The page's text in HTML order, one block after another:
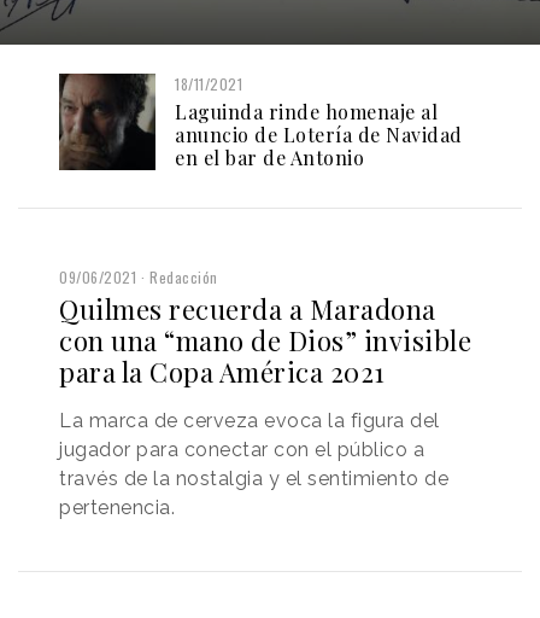
18/11/2021
Laguinda rinde homenaje al
anuncio de Lotería de Navidad
en el bar de Antonio
09/06/2021 Redacción
Quilmes recuerda a Maradona
con una “mano de Dios” invisible
para la Copa América 2021
La marca de cerveza evoca la figura del
jugador para conectar con el público a
través de la nostalgia y el sentimiento de
pertenencia.